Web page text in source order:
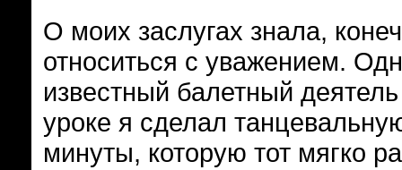
О моих заслугах знала,
относиться с уважением.
известный балетный
уроке я сделал
минуты, которую тот мягко